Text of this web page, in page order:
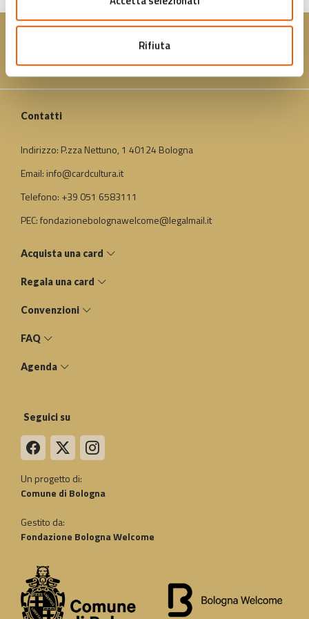
Rifiuta
Contatti
Indirizzo: P.zza Nettuno, 1 40124 Bologna
Email: info@cardcultura.it
Telefono: +39 051 6583111
PEC: fondazionebolognawelcome@legalmail.it
Acquista una card
Regala una card
Convenzioni
FAQ
Agenda
Seguici su
Un progetto di:
Comune di Bologna
Gestito da:
Fondazione Bologna Welcome